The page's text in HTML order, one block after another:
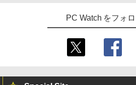
PC Watch をフォ